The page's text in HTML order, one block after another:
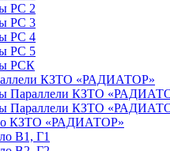
РС 2
РС 3
РС 4
РС 5
РСК
КЗТО «РАДИАТОР»
Параллели КЗТО
Параллели КЗТО
КЗТО «РАДИАТОР»
В1, Г1